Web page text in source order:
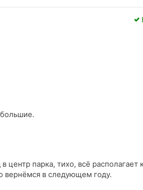
парка, тихо, всё располагает
вернёмся в следующем году.